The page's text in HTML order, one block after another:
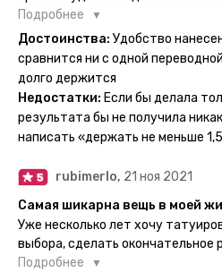
настоящие, и не тускнеют
на контакты с водой! На сайте
тематике и размерам, быстрая
очередного рисунка у меня на
каждый раз уточняют,
решила себе что-то набить :) Т. к.
инструкции, то её
настоящей. Главное, не
тату на какой-то маленький
запястье) - вследствие чего
какие-то части рисунка. Но это,
вы берёте на себя сами ;)
Подробнее
Достоинства: Удобство
сравнится ни с одной
долго держится
Недостатки: Если бы делала
результата бы не получила
написать «держать не меньше
rubimerlo, 21 ноя 2021
Самая шикарна вещь в моей
Уже несколько лет хочу
выбора, сделать окончательное
Поэтому everink стали для меня
Подробнее